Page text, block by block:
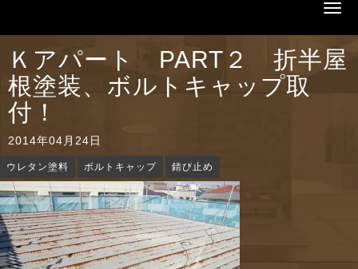
N
v
g
a
Ｋアパート PART２ 折半屋
根塗装、ボルトキャップ取
付！
2014年04月24日
ウレタン塗料 ボルトキャップ 錆び止め